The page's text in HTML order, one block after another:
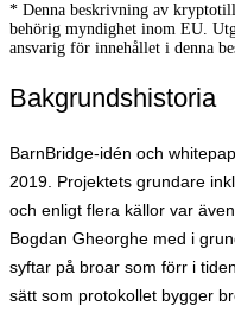
* Denna beskrivning av
behörig myndighet inom EU.
ansvarig för innehållet i denna
Bakgrundshistoria
BarnBridge-idén och
2019. Projektets grundare
och enligt flera källor var
Bogdan Gheorghe med i
syftar på broar som förr i
sätt som protokollet bygger